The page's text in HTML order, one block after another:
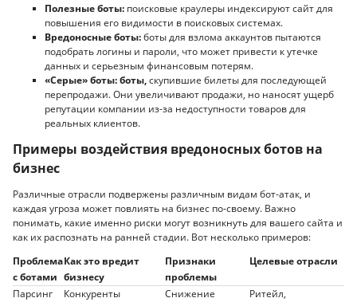
Полезные боты: поисковые краулеры индексируют сайт для
повышения его видимости в поисковых системах.
Вредоносные боты:боты для взлома аккаунтов пытаются
подобрать логины и пароли, что может привести к утечке
данных и серьезным финансовым потерям.
«Серые» боты: боты,скупившие билеты для последующей
перепродажи. Они увеличивают продажи, но наносят ущерб
репутации компании из-за недоступности товаров для
реальных клиентов.
Примеры воздействия вредоносных ботов на
бизнес
Различные отрасли подвержены различным видам бот-атак, и
каждая угроза может повлиять на бизнес по-своему. Важно
понимать, какие именно риски могут возникнуть для вашего сайта и
как их распознать на ранней стадии. Вот несколько примеров:
Проблема
с ботами
Как это вредит
бизнесу
Признаки
проблемы
Целевые отрасли
Парсинг
Конкуренты
Снижение
Ритейл,